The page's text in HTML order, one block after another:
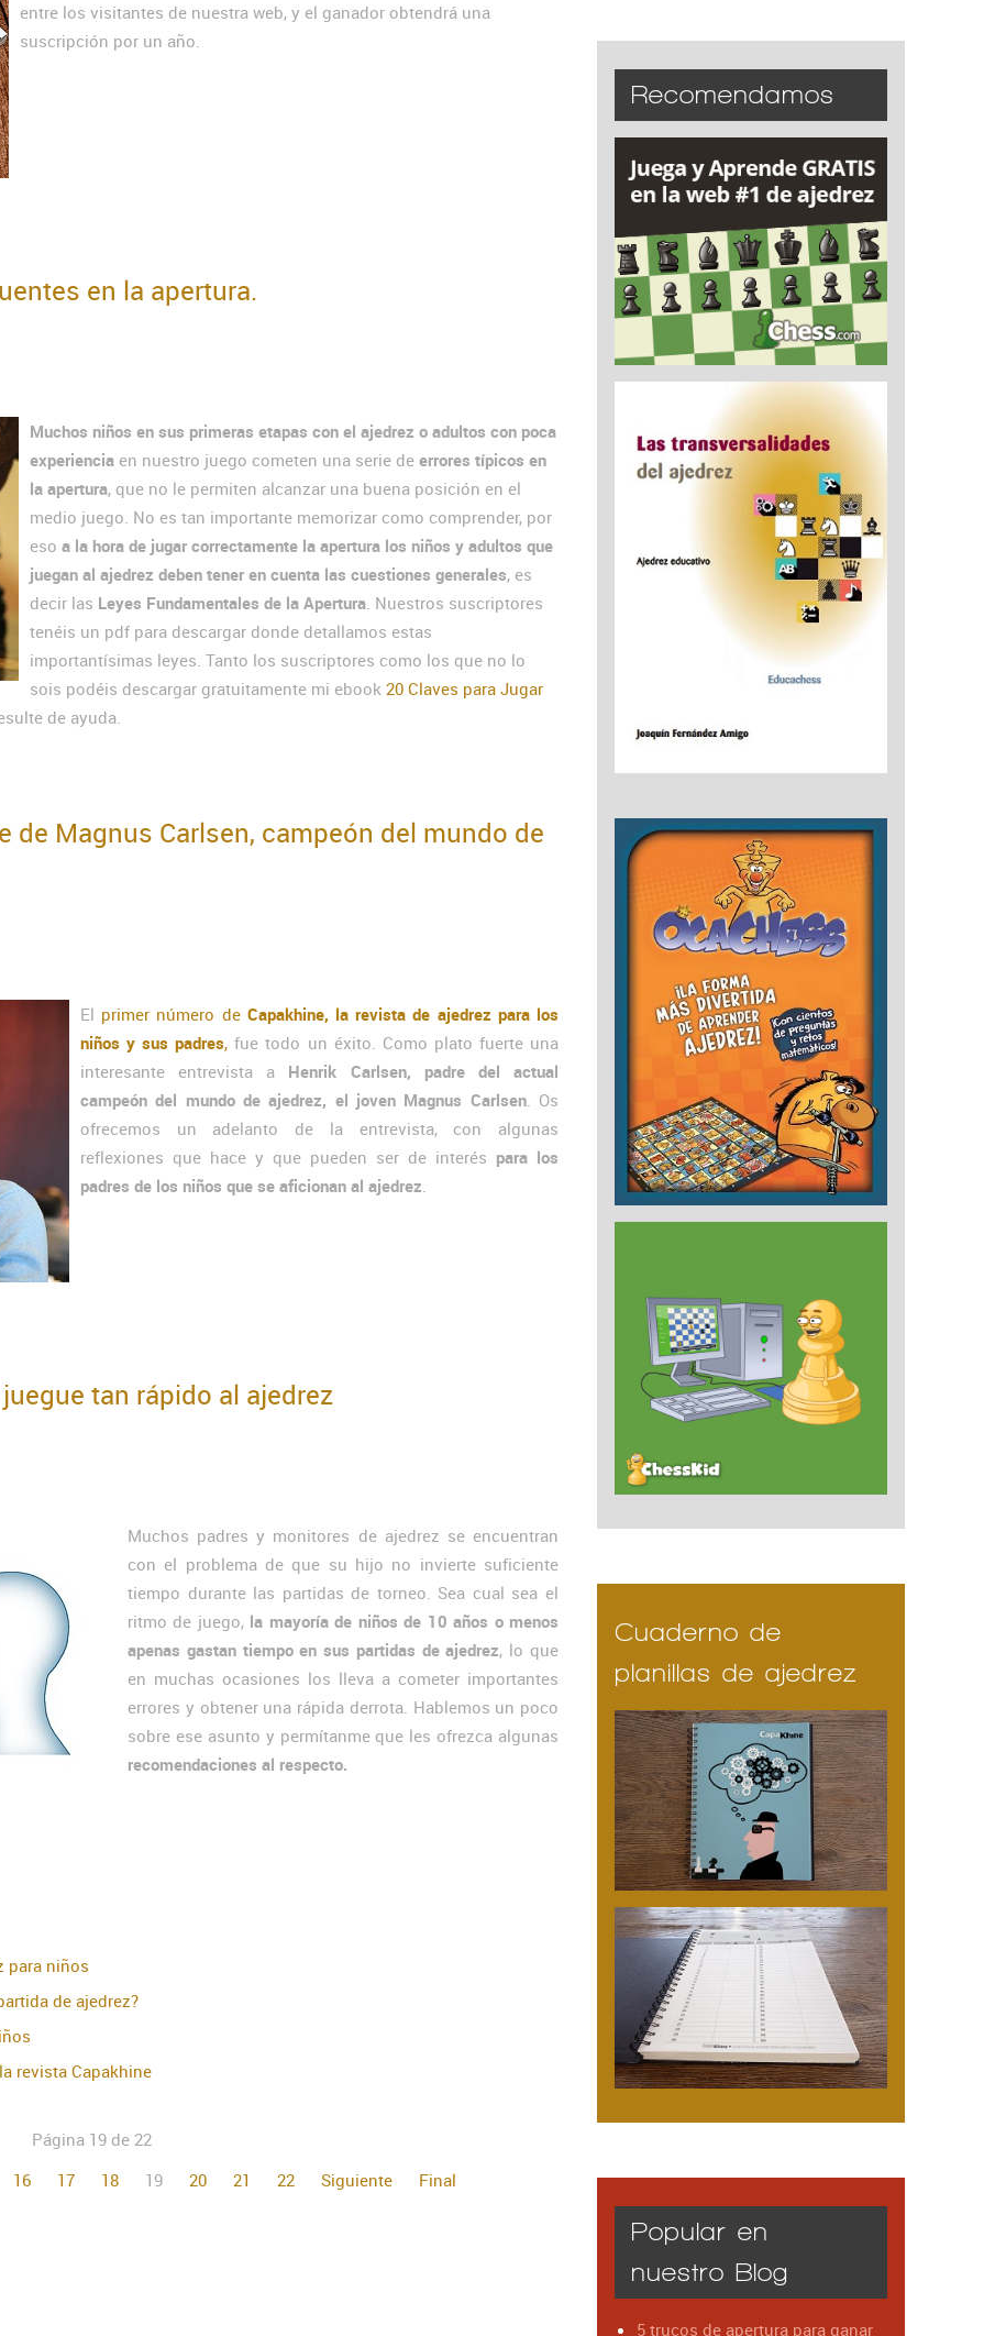
entre los visitantes de nuestra web, y el ganador obtendrá una
suscripción por un año.
en la apertura.
Muchos niños en sus primeras etapas con el ajedrez o adultos con poca
experiencia en nuestro juego cometen una serie de errores típicos en
la apertura, que no le permiten alcanzar una buena posición en el
medio juego. No es tan importante memorizar como comprender, por
eso a la hora de jugar correctamente la apertura los niños y adultos que
juegan al ajedrez deben tener en cuenta las cuestiones generales, es
decir las Leyes Fundamentales de la Apertura. Nuestros suscriptores
tenéis un pdf para descargar donde detallamos estas
importantísimas leyes. Tanto los suscriptores como los que no lo
sois podéis descargar gratuitamente mi ebook 20 Claves para Jugar
de ayuda.
de Magnus Carlsen, campeón del mundo de
El primer número de Capakhine, la revista de ajedrez para los
niños y sus padres,fue todo un éxito. Como plato fuerte una
interesante entrevista a Henrik Carlsen, padre del actual
campeón del mundo de ajedrez, el joven Magnus Carlsen. Os
ofrecemos un adelanto de la entrevista, con algunas
reflexiones que hace y que pueden ser de interés para los
padres de los niños que se aficionan al ajedrez.
tan rápido al ajedrez
Muchos padres y monitores de ajedrez se encuentran
con el problema de que su hijo no invierte suficiente
tiempo durante las partidas de torneo. Sea cual sea el
ritmo de juego,la mayoría de niños de 10 años o menos
apenas gastan tiempo en sus partidas de ajedrez, lo que
en muchas ocasiones los lleva a cometer importantes
errores y obtener una rápida derrota. Hablemos un poco
sobre ese asunto y permítanme que les ofrezca algunas
recomendaciones al respecto.
para niños
de ajedrez?
revista Capakhine
Página 19 de 22
16 17 18 19 20 21 22 Siguiente Final
Recomendamos
Cuaderno de
planillas de ajedrez
Popular en
nuestro Blog
5 trucos de apertura para ganar